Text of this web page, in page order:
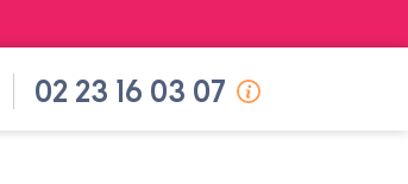
02 23 16 03 07